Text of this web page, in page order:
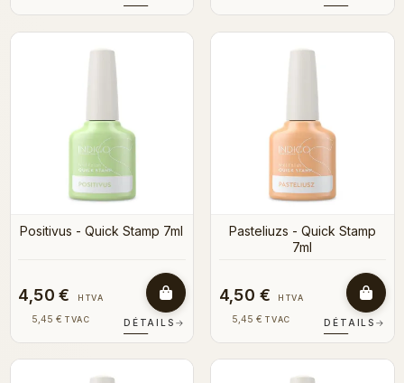
Positivus - Quick Stamp 7ml
4,50 € HTVA
5,45 € TVAC DÉTAILS →
Pasteliuzs - Quick Stamp
7ml
4,50 € HTVA
5,45 € TVAC DÉTAILS →